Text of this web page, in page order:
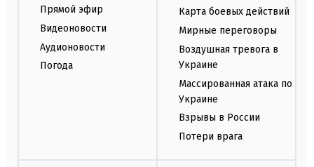
Прямой эфир
Видеоновости
Аудионовости
Погода
Карта боевых действий
Мирные переговоры
Воздушная тревога в
Украине
Массированная атака по
Украине
Взрывы в России
Потери врага